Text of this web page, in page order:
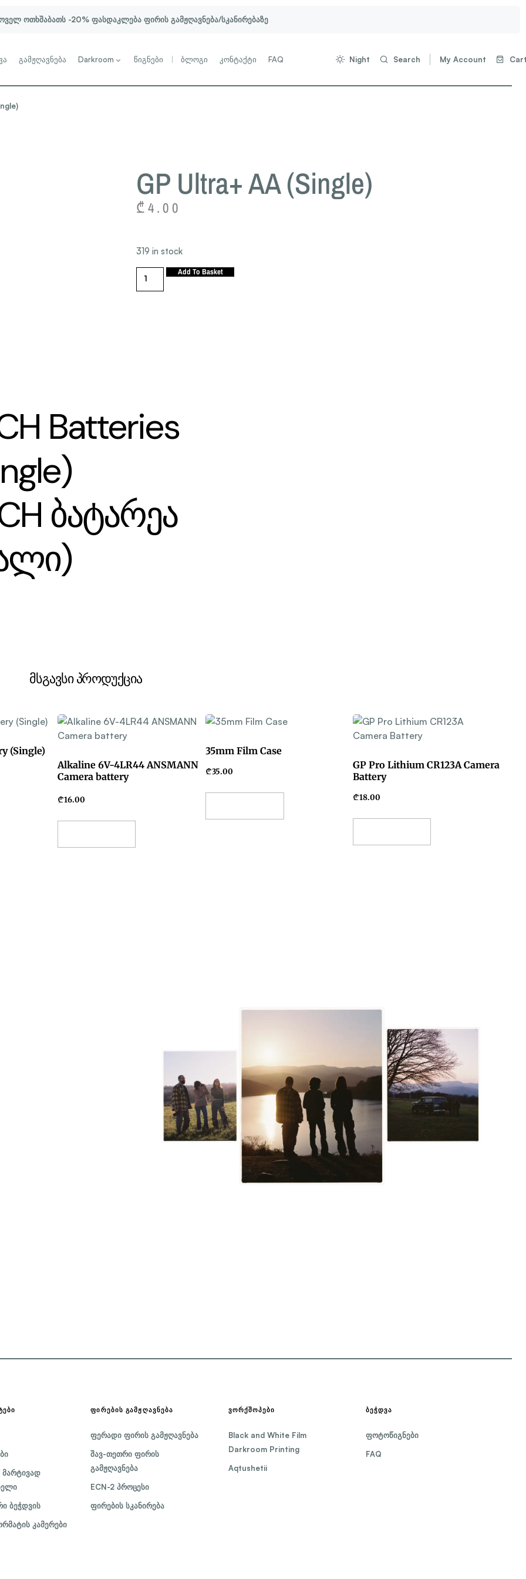
ოთხშაბათს -20% ფასდაკლება ფირის გამჟღავნება/სკანირებაზე
გამჟღავნება Darkroom წიგნები ბლოგი კონტაქტი FAQ Night Search My Account
GP Ultra+ AA (Single)
₾4.00
319 in stock
Add To Basket
Batteries
ბატარეა
მსგავსი პროდუქცია
(Single)
Alkaline 6V-4LR44 ANSMANN
Camera battery
₾16.00
35mm Film Case
₾35.00
GP Pro Lithium CR123A Camera
Battery
₾18.00
ბეჭდვის
კამერები
ᲤᲘᲠᲔᲑᲘᲡ ᲒᲐᲛᲟᲦᲐᲕᲜᲔᲑᲐ
ფერადი ფირის გამჟღავნება
შავ-თეთრი ფირის
გამჟღავნება
ECN-2 პროცესი
ფირების სკანირება
ᲕᲝᲠᲥᲨᲝᲞᲔᲑᲘ
Black and White Film
Darkroom Printing
Aqtushetii
ᲑᲔᲭᲓᲕᲐ
ფოტოწიგნები
FAQ